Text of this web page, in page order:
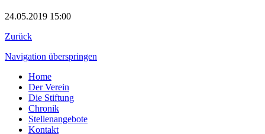
24.05.2019 15:00
Zurück
Navigation überspringen
Home
Der Verein
Die Stiftung
Chronik
Stellenangebote
Kontakt